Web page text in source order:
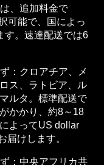
、追加料金で
可能で、国によっ
す。速達配送では6
：クロアチア、メ
ス、ラトビア、ル
ルタ。標準配送で
かかり、約8～18
よってUS dollar
届けします。
：中央アフリカ共